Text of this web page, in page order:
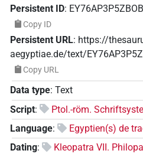
Persistent ID:
Copy ID
Persistent URL: https://
aegyptiae.de/text/
Copy URL
Data type: Text
Script:
Ptol.-röm.
Language:
Egyptien(s) de
Dating:
Kleopatra VII.